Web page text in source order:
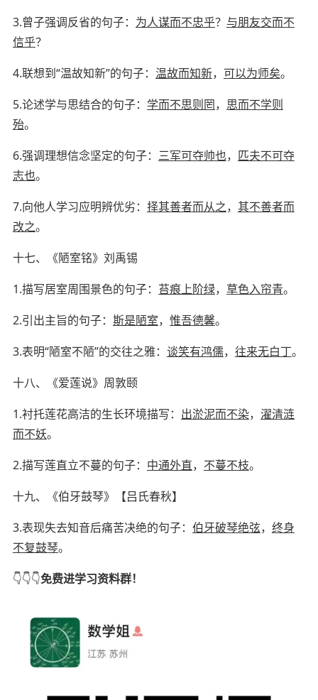
3.曾子强调反省的句子： 为人谋而不忠乎？ 与朋友交而不
信乎？
4.联想到“温故知新”的句子： 温故而知新， 可以为师矣。
5.论述学与思结合的句子： 学而不思则罔， 思而不学则
殆。
6.强调理想信念坚定的句子： 三军可夺帅也， 匹夫不可夺
志也。
7.向他人学习应明辨优劣： 择其善者而从之， 其不善者而
改之。
十七、《陋室铭》 刘禹锡
1.描写居室周围景色的句子： 苔痕上阶绿， 草色入帘青。
2.引出主旨的句子： 斯是陋室， 惟吾德馨。
3.表明“陋室不陋”的交往之雅： 谈笑有鸿儒， 往来无白丁。
十八、《爱莲说》 周敦颐
1.衬托莲花高洁的生长环境描写： 出淤泥而不染， 濯清涟
而不妖。
2.描写莲直立不蔓的句子： 中通外直， 不蔓不枝。
十九、《伯牙鼓琴》
【吕氏春秋】
3.表现失去知音后痛苦决绝的句子： 伯牙破琴绝弦， 终身
不复鼓琴。
👇👇👇免费进学习资料群！